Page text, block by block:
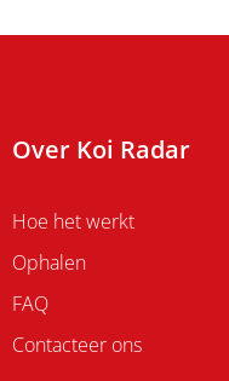
Over Koi Radar
Hoe het werkt
Ophalen
FAQ
Contacteer ons